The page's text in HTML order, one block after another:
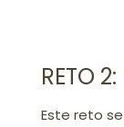
RETO
Este reto